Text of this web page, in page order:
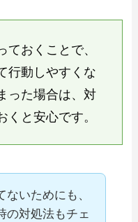
ておくことで、
行動しやすくな
った場合は、対
と安心です。
ないためにも、
の対処法もチェ